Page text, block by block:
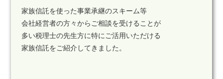
家族信託を使った事業承継のスキーム等
会社経営者の方々からご相談を受けることが
多い税理士の先生方に特にご活用いただける
家族信託をご紹介してきました。